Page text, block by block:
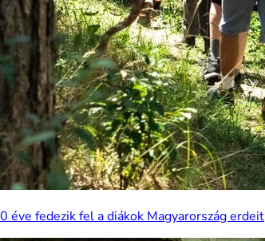
fedezik fel a diákok Magyarország erdeit